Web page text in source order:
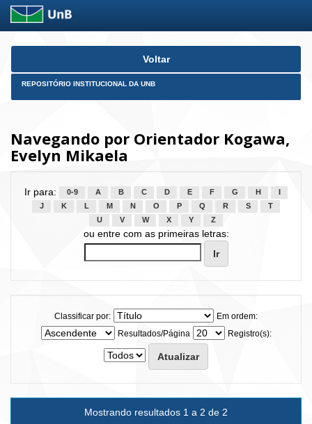
Skip
Voltar
REPOSITÓRIO INSTITUCIONAL DA UNB
Navegando por Orientador Kogawa,
Evelyn Mikaela
Ir para: 0-9 A B C D E F G H
J
K L M N O P Q R S
T
U
V W X Y Z
ou entre com as primeiras letras:
Classificar por:
Em ordem:
Resultados/Página
Registro(s):
Mostrando resultados 1 a 2 de 2